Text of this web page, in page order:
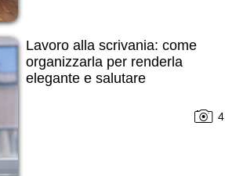
Lavoro alla scrivania: come
organizzarla per renderla
elegante e salutare
4